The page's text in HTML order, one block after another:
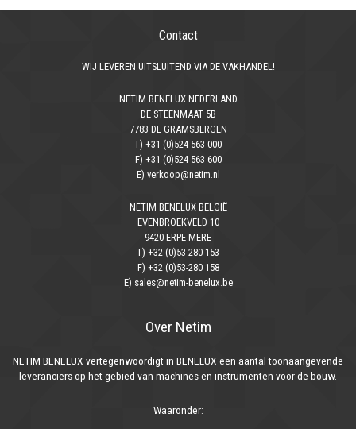
Contact
WIJ LEVEREN UITSLUITEND VIA DE VAKHANDEL!
NETIM BENELUX NEDERLAND
DE STEENMAAT 5B
7783 DE GRAMSBERGEN
T) +31 (0)524-563 000
F) +31 (0)524-563 600
E) verkoop@netim.nl
NETIM BENELUX BELGIË
EVENBROEKVELD 10
9420 ERPE-MERE
T) +32 (0)53-280 153
F) +32 (0)53-280 158
E) sales@netim-benelux.be
Over Netim
NETIM BENELUX vertegenwoordigt in BENELUX een aantal toonaangevende
leveranciers op het gebied van machines en instrumenten voor de bouw.
Waaronder: